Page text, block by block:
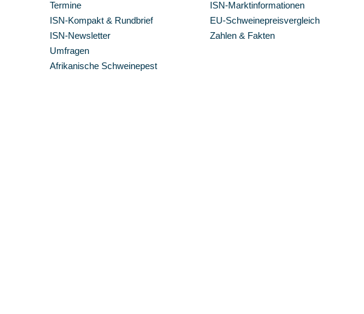
Termine
ISN-Kompakt & Rundbrief
ISN-Newsletter
Umfragen
Afrikanische Schweinepest
ISN-Marktinformationen
EU-Schweinepreisvergleich
Zahlen & Fakten